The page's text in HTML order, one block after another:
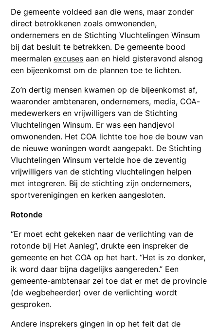
De gemeente voldeed aan die wens, maar zonder
direct betrokkenen zoals omwonenden,
ondernemers en de Stichting Vluchtelingen Winsum
bij dat besluit te betrekken. De gemeente bood
meermalenexcuses aanen hield gisteravond alsnog
een bijeenkomst om de plannen toe te lichten.
Zo’n dertig mensen kwamen op de bijeenkomst af,
waaronder ambtenaren, ondernemers, media, COA-
medewerkers en vrijwilligers van de Stichting
Vluchtelingen Winsum. Er was een handjevol
omwonenden. Het COA lichtte toe hoe de bouw van
de nieuwe woningen wordt aangepakt. De Stichting
Vluchtelingen Winsum vertelde hoe de zeventig
vrijwilligers van de stichting vluchtelingen helpen
met integreren. Bij de stichting zijn ondernemers,
sportverenigingen en kerken aangesloten.
Rotonde
“Er moet echt gekeken naar de verlichting van de
rotonde bij Het Aanleg”, drukte een inspreker de
gemeente en het COA op het hart. “Het is zo donker,
ik word daar bijna dagelijks aangereden.” Een
gemeente-ambtenaar zei toe dat er met de provincie
(de wegbeheerder) over de verlichting wordt
gesproken.
Andere insprekers gingen in op het feit dat de